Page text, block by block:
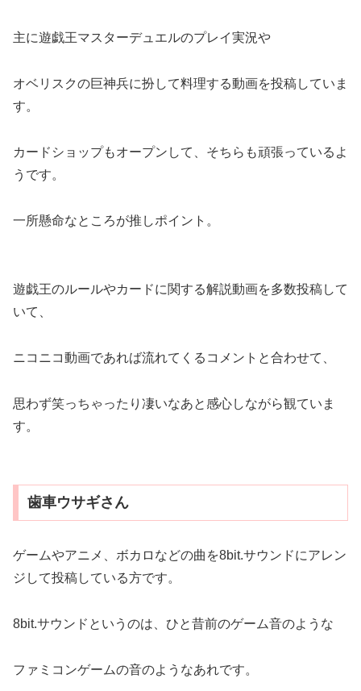
主に遊戯王マスターデュエルのプレイ実況や
オベリスクの巨神兵に扮して料理する動画を投稿していま
す。
カードショップもオープンして、そちらも頑張っているよ
うです。
一所懸命なところが推しポイント。
遊戯王のルールやカードに関する解説動画を多数投稿して
いて、
ニコニコ動画であれば流れてくるコメントと合わせて、
思わず笑っちゃったり凄いなあと感心しながら観ていま
す。
歯車ウサギさん
ゲームやアニメ、ボカロなどの曲を8bit.サウンドにアレン
ジして投稿している方です。
8bit.サウンドというのは、ひと昔前のゲーム音のような
ファミコンゲームの音のようなあれです。